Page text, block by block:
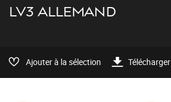
LV3 ALLEMAND
Ajouter à la sélection Télécharger